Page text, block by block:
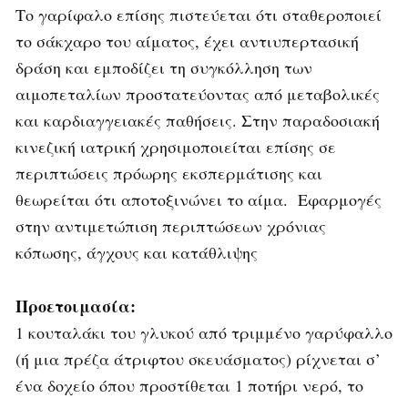
Το γαρίφαλο επίσης πιστεύεται ότι σταθεροποιεί
το σάκχαρο του αίματος, έχει αντιυπερτασική
δράση και εμποδίζει τη συγκόλληση των
αιμοπεταλίων προστατεύοντας από μεταβολικές
και καρδιαγγειακές παθήσεις. Στην παραδοσιακή
κινεζική ιατρική χρησιμοποιείται επίσης σε
περιπτώσεις πρόωρης εκσπερμάτισης και
θεωρείται ότι αποτοξινώνει το αίμα. Εφαρμογές
στην αντιμετώπιση περιπτώσεων χρόνιας
κόπωσης, άγχους και κατάθλιψης
Προετοιμασία:
1 κουταλάκι του γλυκού από τριμμένο γαρύφαλλο
(ή μια πρέζα άτριφτου σκευάσματος) ρίχνεται σ’
ένα δοχείο όπου προστίθεται 1 ποτήρι νερό, το